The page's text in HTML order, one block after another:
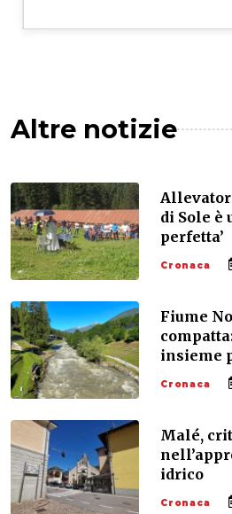
Altre notizie
di Sole è
perfetta’
Cronaca
Fiume
insieme
Cronaca
Malé,
idrico
Cronaca